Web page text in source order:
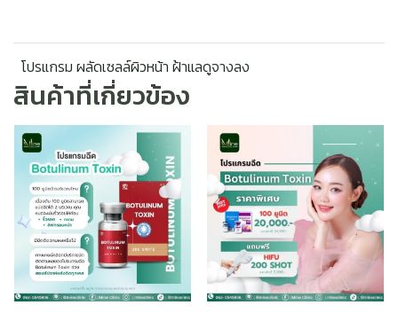
โปรแกรม ผลัดเซลล์ผิวหน้า ฝ้าแลดูจางลง
สินค้าที่เกี่ยวข้อง